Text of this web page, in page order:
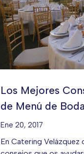
Los Mejores
de Menú de Boda
Ene 20, 2017
En Catering